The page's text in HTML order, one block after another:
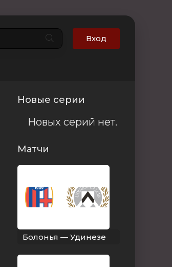
Вход
Новые серии
Новых серий нет.
Матчи
Болонья — Удинезе